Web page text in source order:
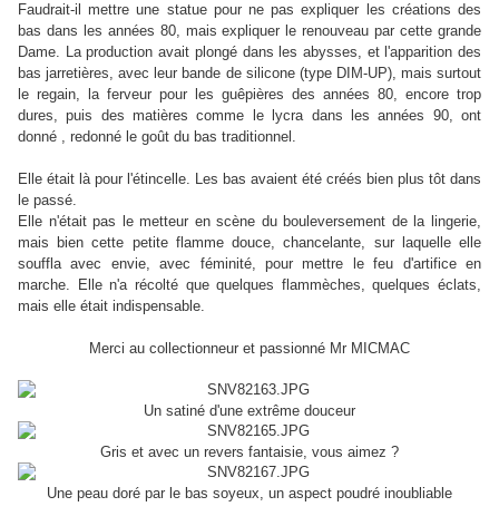
Faudrait-il mettre une statue pour ne pas expliquer les créations des
bas dans les années 80, mais expliquer le renouveau par cette grande
Dame. La production avait plongé dans les abysses, et l'apparition des
bas jarretières, avec leur bande de silicone (type DIM-UP), mais surtout
le regain, la ferveur pour les guêpières des années 80, encore trop
dures, puis des matières comme le lycra dans les années 90, ont
donné , redonné le goût du bas traditionnel.
Elle était là pour l'étincelle. Les bas avaient été créés bien plus tôt dans
le passé.
Elle n'était pas le metteur en scène du bouleversement de la lingerie,
mais bien cette petite flamme douce, chancelante, sur laquelle elle
souffla avec envie, avec féminité, pour mettre le feu d'artifice en
marche. Elle n'a récolté que quelques flammèches, quelques éclats,
mais elle était indispensable.
Merci au collectionneur et passionné Mr MICMAC
Un satiné d'une extrême douceur
Gris et avec un revers fantaisie, vous aimez ?
Une peau doré par le bas soyeux, un aspect poudré inoubliable